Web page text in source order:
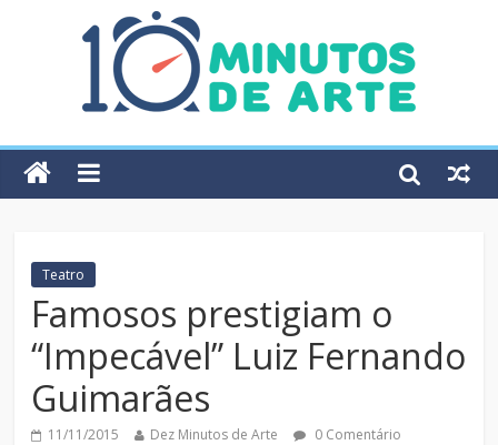
Teatro
Famosos prestigiam o
“Impecável” Luiz Fernando
Guimarães
11/11/2015 Dez Minutos de Arte 0 Comentário